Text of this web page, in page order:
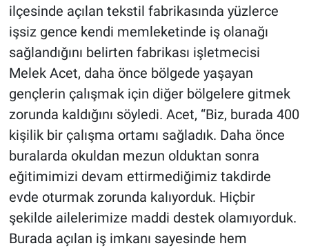
ilçesinde açılan tekstil fabrikasında yüzlerce
işsiz gence kendi memleketinde iş olanağı
sağlandığını belirten fabrikası işletmecisi
Melek Acet, daha önce bölgede yaşayan
gençlerin çalışmak için diğer bölgelere gitmek
zorunda kaldığını söyledi. Acet, “Biz, burada 400
kişilik bir çalışma ortamı sağladık. Daha önce
buralarda okuldan mezun olduktan sonra
eğitimimizi devam ettirmediğimiz takdirde
evde oturmak zorunda kalıyorduk. Hiçbir
şekilde ailelerimize maddi destek olamıyorduk.
Burada açılan iş imkanı sayesinde hem